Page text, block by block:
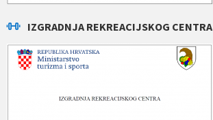
IZGRADNJA REKREACIJSKOG CENTRA